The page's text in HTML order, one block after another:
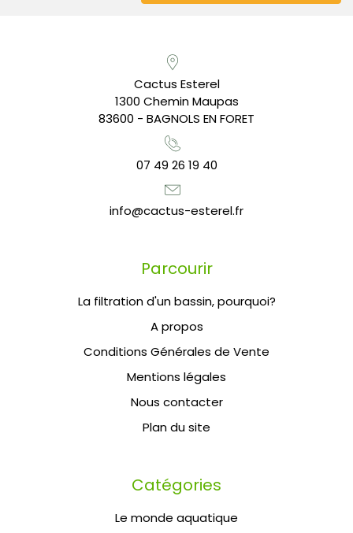
Cactus Esterel
1300 Chemin Maupas
83600 - BAGNOLS EN FORET
07 49 26 19 40
info@cactus-esterel.fr
Parcourir
La filtration d'un bassin, pourquoi?
A propos
Conditions Générales de Vente
Mentions légales
Nous contacter
Plan du site
Catégories
Le monde aquatique